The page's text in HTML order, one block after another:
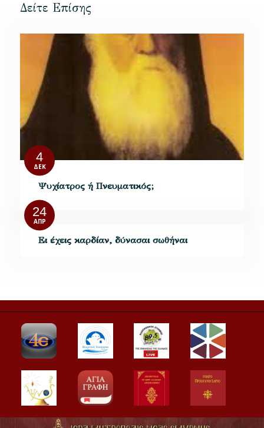
Δείτε Επίσης
4
ΔΕΚ
Ψυχίατρος ή Πνευματικός;
24
ΑΠΡ
Ει έχεις καρδίαν, δύνασαι σωθήναι